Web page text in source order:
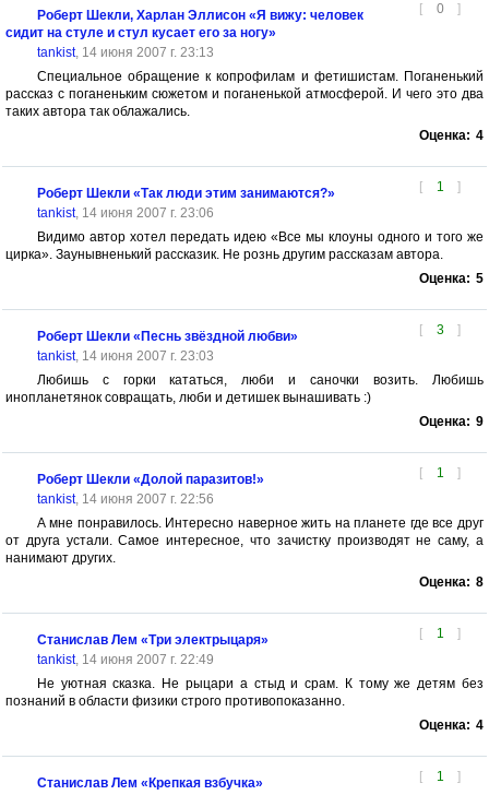
[ 0 ]
Роберт Шекли, Харлан Эллисон «Я вижу: человек
сидит на стуле и стул кусает его за ногу»
tankist, 14 июня 2007 г. 23:13
Специальное обращение к копрофилам и фетишистам. Поганенький
рассказ с поганеньким сюжетом и поганенькой атмосферой. И чего это два
таких автора так облажались.
Оценка: 4
[ 1 ]
Роберт Шекли «Так люди этим занимаются?»
tankist, 14 июня 2007 г. 23:06
Видимо автор хотел передать идею «Все мы клоуны одного и того же
цирка». Заунывненький рассказик. Не рознь другим рассказам автора.
Оценка: 5
[ 3 ]
Роберт Шекли «Песнь звёздной любви»
tankist, 14 июня 2007 г. 23:03
Любишь с горки кататься, люби и саночки возить. Любишь
инопланетянок совращать, люби и детишек вынашивать :)
Оценка: 9
[ 1 ]
Роберт Шекли «Долой паразитов!»
tankist, 14 июня 2007 г. 22:56
А мне понравилось. Интересно наверное жить на планете где все друг
от друга устали. Самое интересное, что зачистку производят не саму, а
нанимают других.
Оценка: 8
[ 1 ]
Станислав Лем «Три электрыцаря»
tankist, 14 июня 2007 г. 22:49
Не уютная сказка. Не рыцари а стыд и срам. К тому же детям без
познаний в области физики строго противопоказанно.
Оценка: 4
[ 1 ]
Станислав Лем «Крепкая взбучка»